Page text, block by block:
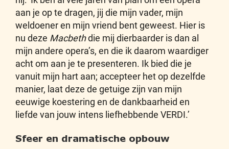
aan je op te dragen, jij die mijn vader, mijn
weldoener en mijn vriend bent geweest. Hier is
nu deze Macbethdie mij dierbaarder is dan al
mijn andere opera’s, en die ik daarom waardiger
acht om aan je te presenteren. Ik bied die je
vanuit mijn hart aan; accepteer het op dezelfde
manier, laat deze de getuige zijn van mijn
eeuwige koestering en de dankbaarheid en
liefde van jouw intens liefhebbende VERDI.’
Sfeer en dramatische opbouw